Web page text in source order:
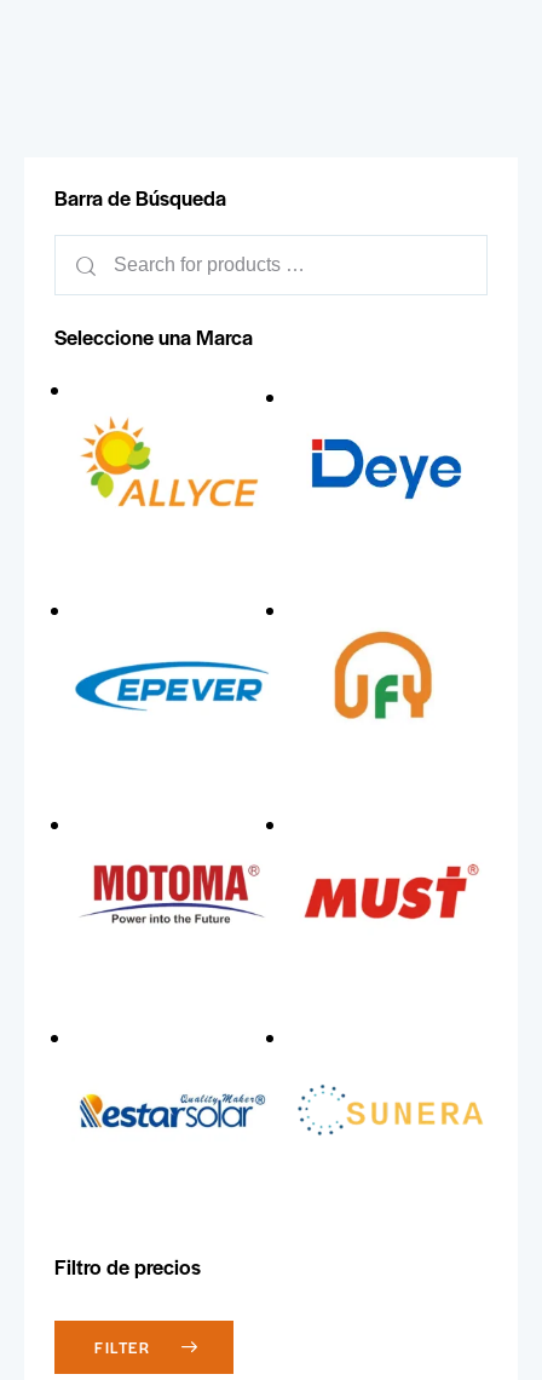
Barra de Búsqueda
Seleccione una Marca
Filtro de precios
FILTER